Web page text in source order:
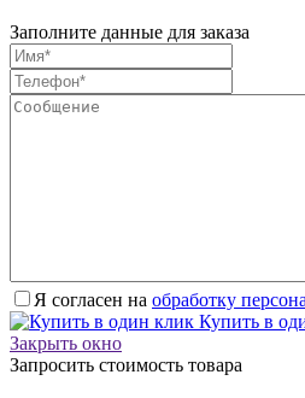
Заполните данные для заказа
Я согласен на обработку
Купить в
Закрыть окно
Запросить стоимость товара